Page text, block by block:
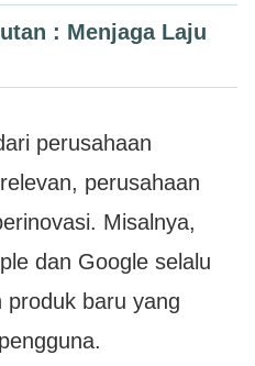
: Menjaga Laju
perusahaan
perusahaan
Misalnya,
dan Google selalu
produk baru yang